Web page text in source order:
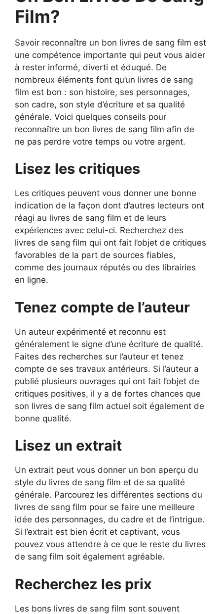
Film?
Savoir reconnaître un bon livres de sang film est
une compétence importante qui peut vous aider
à rester informé, diverti et éduqué. De
nombreux éléments font qu’un livres de sang
film est bon : son histoire, ses personnages,
son cadre, son style d’écriture et sa qualité
générale. Voici quelques conseils pour
reconnaître un bon livres de sang film afin de
ne pas perdre votre temps ou votre argent.
Lisez les critiques
Les critiques peuvent vous donner une bonne
indication de la façon dont d’autres lecteurs ont
réagi au livres de sang film et de leurs
expériences avec celui-ci. Recherchez des
livres de sang film qui ont fait l’objet de critiques
favorables de la part de sources fiables,
comme des journaux réputés ou des librairies
en ligne.
Tenez compte de l’auteur
Un auteur expérimenté et reconnu est
généralement le signe d’une écriture de qualité.
Faites des recherches sur l’auteur et tenez
compte de ses travaux antérieurs. Si l’auteur a
publié plusieurs ouvrages qui ont fait l’objet de
critiques positives, il y a de fortes chances que
son livres de sang film actuel soit également de
bonne qualité.
Lisez un extrait
Un extrait peut vous donner un bon aperçu du
style du livres de sang film et de sa qualité
générale. Parcourez les différentes sections du
livres de sang film pour se faire une meilleure
idée des personnages, du cadre et de l’intrigue.
Si l’extrait est bien écrit et captivant, vous
pouvez vous attendre à ce que le reste du livres
de sang film soit également agréable.
Recherchez les prix
Les bons livres de sang film sont souvent